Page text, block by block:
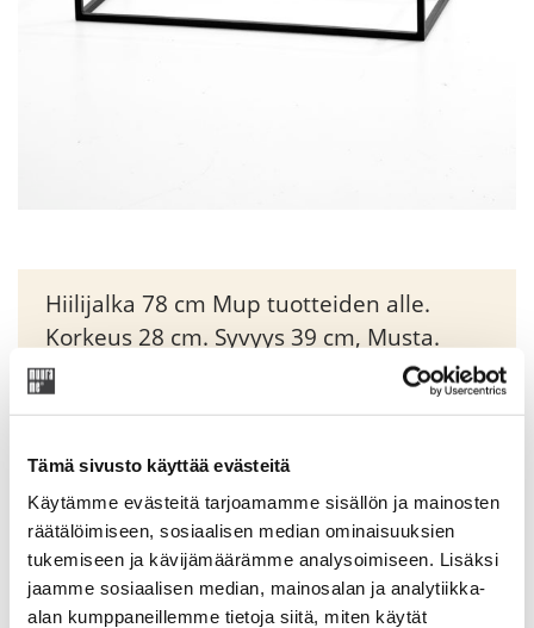
Tämä sivusto käyttää evästeitä
Käytämme evästeitä tarjoamamme sisällön ja mainosten
räätälöimiseen, sosiaalisen median ominaisuuksien
tukemiseen ja kävijämäärämme analysoimiseen. Lisäksi
jaamme sosiaalisen median, mainosalan ja analytiikka-
alan kumppaneillemme tietoja siitä, miten käytät
Hiilijalka 78 cm Mup tuotteiden alle.
Korkeus 28 cm. Syvyys 39 cm, Musta.
347,00€
Original
price
was:
347,00 €.
294,95€
Current
price
is:
294,95 €.
Tuotekoodi: 780H
Lisätiedot